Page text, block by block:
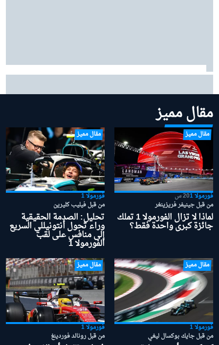
سائق سابق ينتقد "فيا" لعدم تحركها مبكرًا بشأن قوانين
مقال مميز
مقال مميز
فورمولا 1 20 س
من قبل جينيفر فريزينغر
لماذا لا تزال الفورمولا 1 تملك
جائزة كبرى واحدة فقط؟
مقال مميز
فورمولا 1
من قبل فيليب كليرين
تحليل: الصدمة الحقيقية
وراء تحول أنتونيللي السريع
إلى منافس على لقب
الفورمولا 1
مقال مميز
فورمولا 1
من قبل جايك بوكسال ليغي
مقال مميز
فورمولا 1
من قبل رونالد فوردينغ